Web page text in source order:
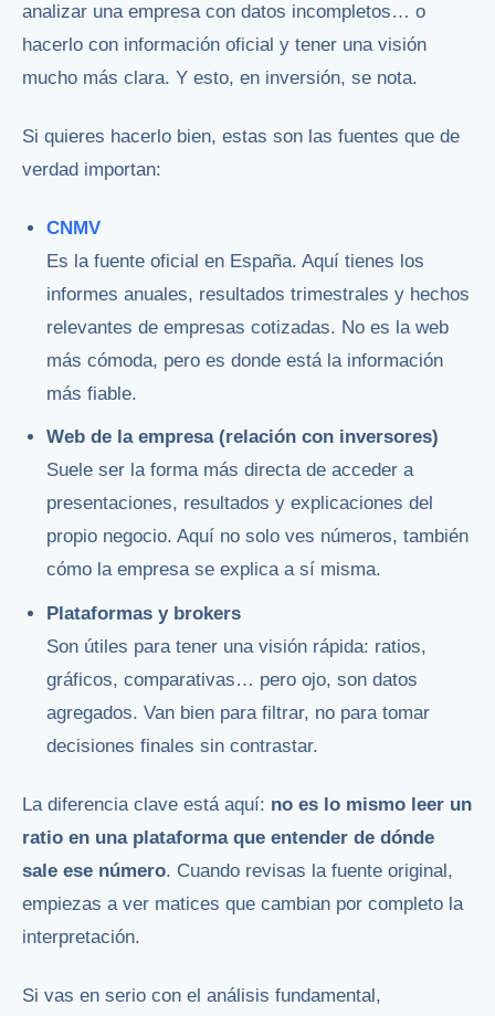
analizar una empresa con datos incompletos… o
hacerlo con información oficial y tener una visión
mucho más clara. Y esto, en inversión, se nota.
Si quieres hacerlo bien, estas son las fuentes que de
verdad importan:
CNMV
Es la fuente oficial en España. Aquí tienes los
informes anuales, resultados trimestrales y hechos
relevantes de empresas cotizadas. No es la web
más cómoda, pero es donde está la información
más fiable.
Web de la empresa (relación con inversores)
Suele ser la forma más directa de acceder a
presentaciones, resultados y explicaciones del
propio negocio. Aquí no solo ves números, también
cómo la empresa se explica a sí misma.
Plataformas y brokers
Son útiles para tener una visión rápida: ratios,
gráficos, comparativas… pero ojo, son datos
agregados. Van bien para filtrar, no para tomar
decisiones finales sin contrastar.
La diferencia clave está aquí: no es lo mismo leer un
ratio en una plataforma que entender de dónde
sale ese número. Cuando revisas la fuente original,
empiezas a ver matices que cambian por completo la
interpretación.
Si vas en serio con el análisis fundamental,